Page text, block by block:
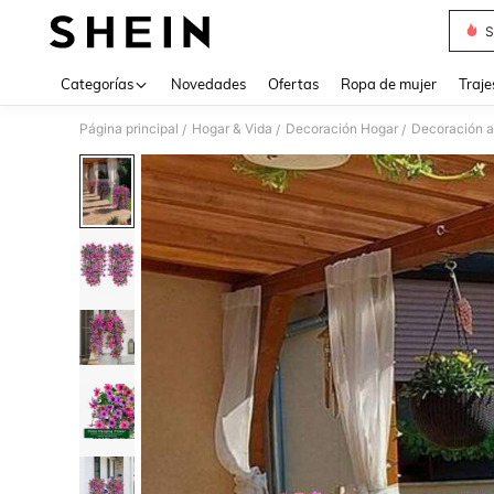
Categorías Novedades Ofertas Ropa de mujer
Página principal / Hogar & Vida / Decoración Hogar / Decoración